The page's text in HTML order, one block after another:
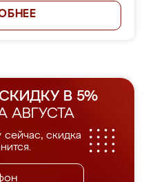
В 5%
АВГУСТА
сейчас, скидка